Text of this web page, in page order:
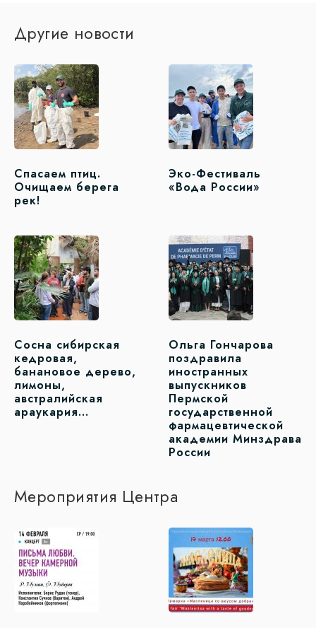
Другие новости
Спасаем птиц.
Очищаем берега
рек!
Эко-Фестиваль
«Вода России»
Сосна сибирская
кедровая,
банановое дерево,
лимоны,
австралийская
араукария…
Ольга Гончарова
поздравила
иностранных
выпускников
Пермской
государственной
фармацевтической
академии Минздрава
России
Мероприятия Центра